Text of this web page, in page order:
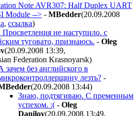
Note AVR307: Half Duplex UART
Module --> - MBedder(20.09.2008
, ссылка)
Просветления не наступило. с
туговато, признаюсь. - Oleg
(20.09.2008 13:39,
)
зачем без английского в
лезть? -
(20.09.2008 13:44)
Знаю, подтягиваю. С пременным
успехом. :( - Oleg
Danilov(20.09.2008 13:49,